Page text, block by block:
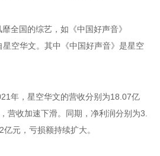
全国的综艺，如《中国好声音》
星空华文。其中《中国好声音》是星空
年，星空华文的营收分别为18.07亿
营收加速下滑。同期，净利润分别为3.
元，亏损额持续扩大。